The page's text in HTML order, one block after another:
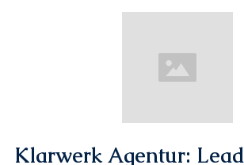
Klarwerk Agentur: